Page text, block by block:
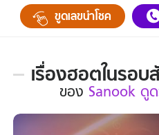
ความรู้รอบ
ฮาวทู
ขูดเลขนำโชค
เรื่องฮอตในรอบ
เรื่อง
ใน
รอบ
ของ Sanook ดู